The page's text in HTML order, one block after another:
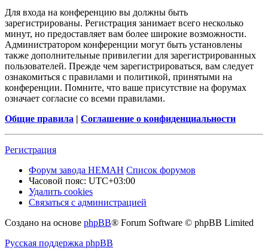
Для входа на конференцию вы должны быть
зарегистрированы. Регистрация занимает всего несколько
минут, но предоставляет вам более широкие возможности.
Администратором конференции могут быть установлены
также дополнительные привилегии для зарегистрированных
пользователей. Прежде чем зарегистрироваться, вам следует
ознакомиться с правилами и политикой, принятыми на
конференции. Помните, что ваше присутствие на форумах
означает согласие со всеми правилами.
Общие правила | Соглашение о конфиденциальности
Регистрация
Форум завода НЕМАН Список форумов
Часовой пояс: UTC+03:00
Удалить cookies
Связаться с администрацией
Создано на основе phpBB® Forum Software © phpBB Limited
Русская поддержка phpBB